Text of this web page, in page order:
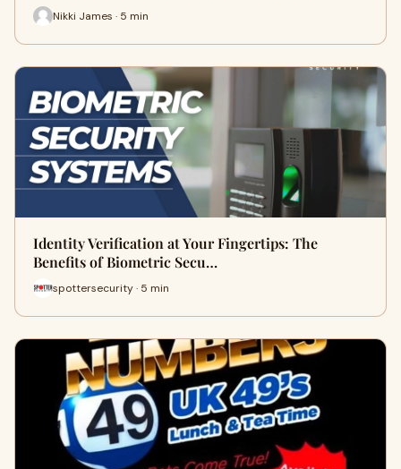
Nikki James · 5 min
Identity Verification at Your Fingertips: The
Benefits of Biometric Secu…
spottersecurity · 5 min